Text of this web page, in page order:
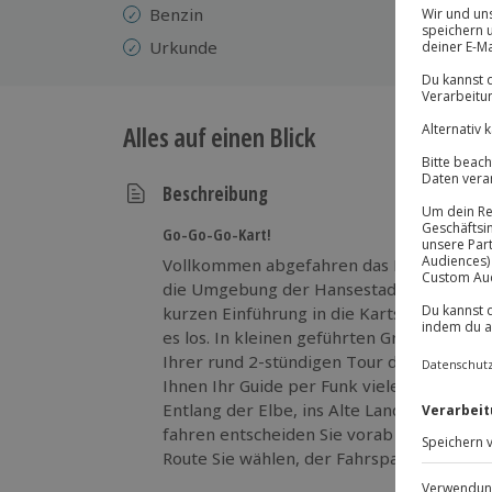
Benzin
Urkunde
Alles auf einen Blick
Beschreibung
Go-Go-Go-Kart!
Vollkommen abgefahren das Hamburger
die Umgebung der Hansestadt ganz hipp
kurzen Einführung in die Karts und ein
es los. In kleinen geführten Gruppen
Ihrer rund 2-stündigen Tour durch die
Ihnen Ihr Guide per Funk viele
Entlang der Elbe, ins Alte Land oder zur
fahren entscheiden Sie vorab in der
Route Sie wählen, der Fahrspaß bleibt